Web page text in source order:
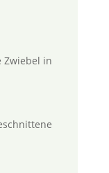
Zwiebel in